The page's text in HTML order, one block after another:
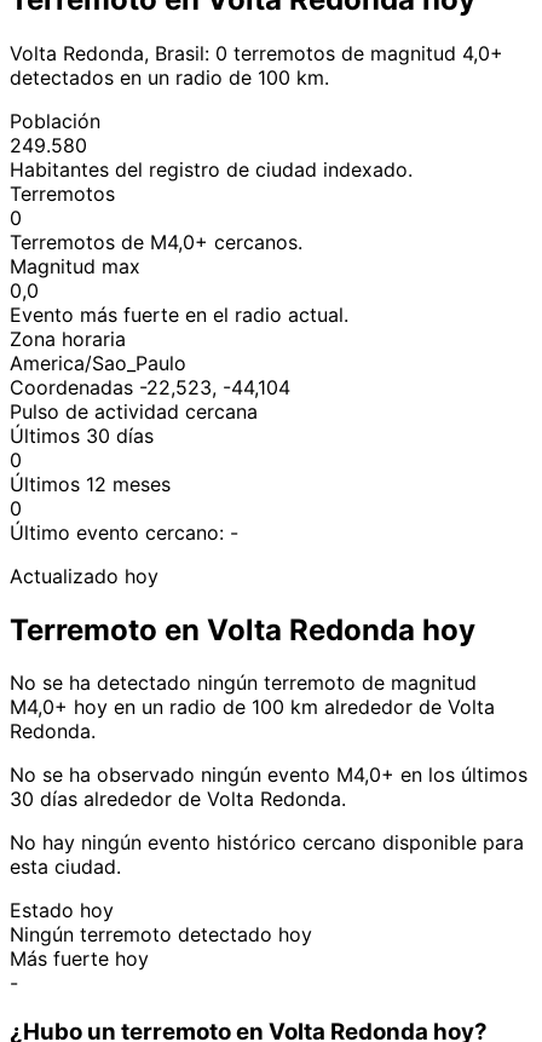
Volta Redonda, Brasil: 0 terremotos de magnitud 4,0+
detectados en un radio de 100 km.
Población
249.580
Habitantes del registro de ciudad indexado.
Terremotos
0
Terremotos de M4,0+ cercanos.
Magnitud max
0,0
Evento más fuerte en el radio actual.
Zona horaria
America/Sao_Paulo
Coordenadas -22,523, -44,104
Pulso de actividad cercana
Últimos 30 días
0
Últimos 12 meses
0
Último evento cercano: -
Actualizado hoy
Terremoto en Volta Redonda hoy
No se ha detectado ningún terremoto de magnitud
M4,0+ hoy en un radio de 100 km alrededor de Volta
Redonda.
No se ha observado ningún evento M4,0+ en los últimos
30 días alrededor de Volta Redonda.
No hay ningún evento histórico cercano disponible para
esta ciudad.
Estado hoy
Ningún terremoto detectado hoy
Más fuerte hoy
-
¿Hubo un terremoto en Volta Redonda hoy?